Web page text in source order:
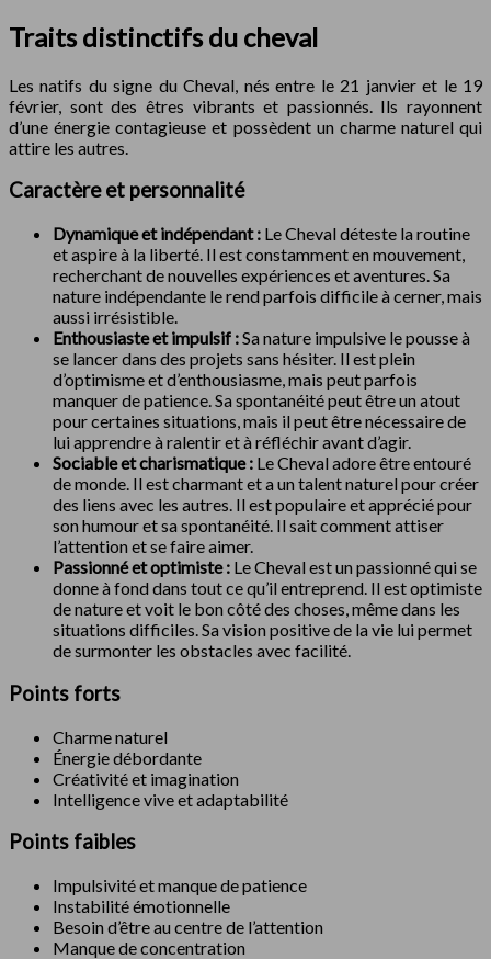
Traits distinctifs du cheval
Les natifs du signe du Cheval, nés entre le 21 janvier et le 19
février, sont des êtres vibrants et passionnés. Ils rayonnent
d’une énergie contagieuse et possèdent un charme naturel qui
attire les autres.
Caractère et personnalité
Dynamique et indépendant : Le Cheval déteste la routine
et aspire à la liberté. Il est constamment en mouvement,
recherchant de nouvelles expériences et aventures. Sa
nature indépendante le rend parfois difficile à cerner, mais
aussi irrésistible.
Enthousiaste et impulsif :Sa nature impulsive le pousse à
se lancer dans des projets sans hésiter. Il est plein
d’optimisme et d’enthousiasme, mais peut parfois
manquer de patience. Sa spontanéité peut être un atout
pour certaines situations, mais il peut être nécessaire de
lui apprendre à ralentir et à réfléchir avant d’agir.
Sociable et charismatique : Le Cheval adore être entouré
de monde. Il est charmant et a un talent naturel pour créer
des liens avec les autres. Il est populaire et apprécié pour
son humour et sa spontanéité. Il sait comment attiser
l’attention et se faire aimer.
Passionné et optimiste : Le Cheval est un passionné qui se
donne à fond dans tout ce qu’il entreprend. Il est optimiste
de nature et voit le bon côté des choses, même dans les
situations difficiles. Sa vision positive de la vie lui permet
de surmonter les obstacles avec facilité.
Points forts
Charme naturel
Énergie débordante
Créativité et imagination
Intelligence vive et adaptabilité
Points faibles
Impulsivité et manque de patience
Instabilité émotionnelle
Besoin d’être au centre de l’attention
Manque de concentration